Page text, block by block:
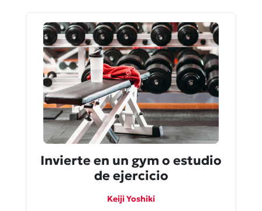
Invierte en un gym o estudio
de ejercicio
Keiji Yoshiki